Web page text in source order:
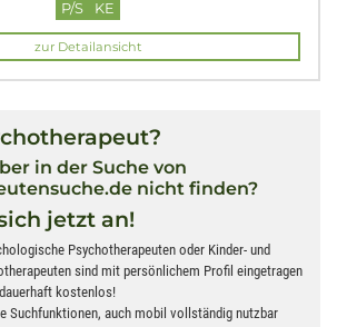
P/S
KE
zur Detailansicht
in der Suche von
nicht finden?
jetzt an!
Psychotherapeuten oder Kinder- und
sind mit persönlichem Profil eingetragen
kostenlos!
Suchfunktionen, auch mobil vollständig nutzbar